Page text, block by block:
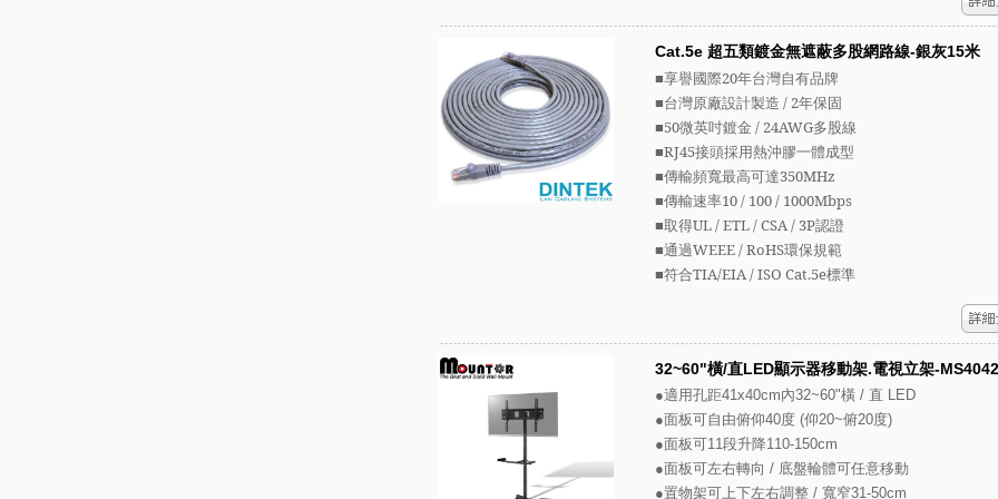
Cat.5e 超五類鍍金無遮蔽多股網路線-銀灰15米
■享譽國際20年台灣自有品牌
■台灣原廠設計製造 / 2年保固
■50微英吋鍍金 / 24AWG多股線
■RJ45接頭採用熱沖膠一體成型
■傳輸頻寬最高可達350MHz
■傳輸速率10 / 100 / 1000Mbps
■取得UL / ETL / CSA / 3P認證
■通過WEEE / RoHS環保規範
■符合TIA/EIA / ISO Cat.5e標準
32~60"橫/直LED顯示器移動架.電視立架-MS4042
●適用孔距41x40cm內32~60"橫 / 直 LED
●面板可自由俯仰40度 (仰20~俯20度)
●面板可11段升降110-150cm
●面板可左右轉向 / 底盤輪體可任意移動
●置物架可上下左右調整 / 寬窄31-50cm